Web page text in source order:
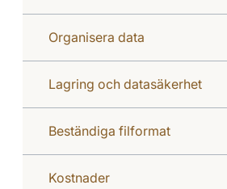
Organisera data
Lagring och datasäkerhet
Beständiga filformat
Kostnader